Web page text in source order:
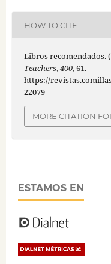
HOW TO CITE
Libros recomendados.
Teachers,400, 61.
https://
22079
MORE CITATION
ESTAMOS EN